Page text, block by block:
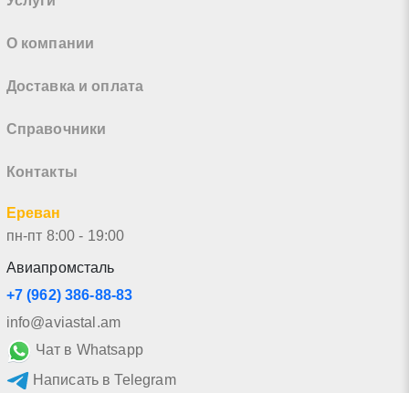
О компании
Доставка и оплата
Справочники
Контакты
Ереван
пн-пт 8:00 - 19:00
Авиапромсталь
+7 (962) 386-88-83
info@aviastal.am
Чат в Whatsapp
Написать в Telegram